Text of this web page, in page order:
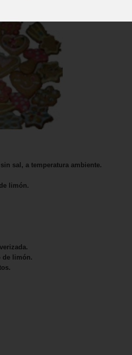
sal, a temperatura ambiente.
limón.
de limón.